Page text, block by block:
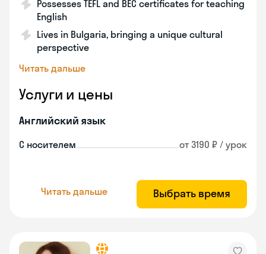
Possesses TEFL and BEC certificates for teaching
English
Lives in Bulgaria, bringing a unique cultural
perspective
Читать дальше
Услуги и цены
Английский язык
С носителем от 3190 ₽ / урок
Читать дальше Выбрать время